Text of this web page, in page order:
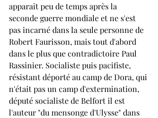
apparaît peu de temps après la
seconde guerre mondiale et ne s'est
pas incarné dans la seule personne de
Robert Faurisson, mais tout d'abord
dans le plus que contradictoire Paul
Rassinier. Socialiste puis pacifiste,
résistant déporté au camp de Dora, qui
n'était pas un camp d'extermination,
député socialiste de Belfort il est
l'auteur "du mensonge d'Ulysse" dans